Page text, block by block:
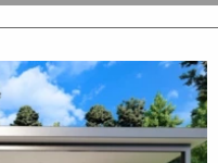
с учетом
членов семьи, их стиля
планировок
разгрузки